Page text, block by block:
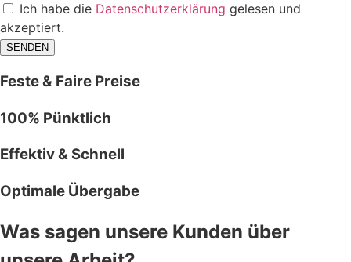
Ich habe die Datenschutzerklärung gelesen und
akzeptiert.
SENDEN
Feste & Faire Preise
100% Pünktlich
Effektiv & Schnell
Optimale Übergabe
Was sagen unsere Kunden über